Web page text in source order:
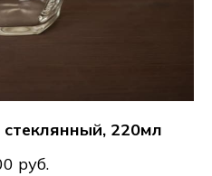
220мл
руб.